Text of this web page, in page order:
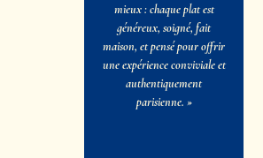
mieux : chaque plat est
généreux, soigné, fait
maison, et pensé pour offrir
une expérience conviviale et
authentiquement
parisienne. »